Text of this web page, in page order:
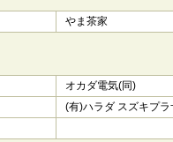
やま茶家
​オカダ電気(同)
(有)ハラダ スズキプ